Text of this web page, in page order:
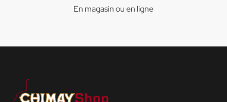
En magasin ou en ligne